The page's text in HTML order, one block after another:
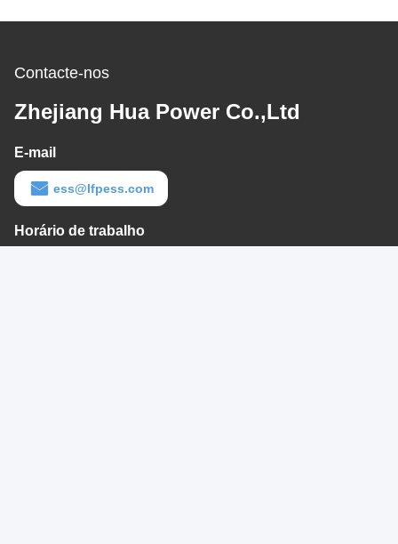
Contacte-nos
Zhejiang Hua Power Co.,Ltd
E-mail
ess@lfpess.com
Horário de trabalho